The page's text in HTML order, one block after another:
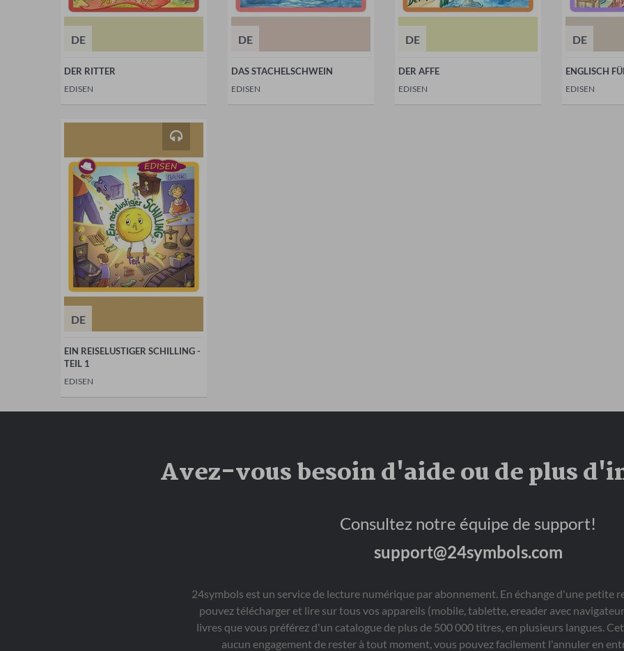
DE
DER RITTER
EDISEN
DE
DAS STACHELSCHWEIN
EDISEN
DE
DER AFFE
EDISEN
DE
ENGLISCH
EDISEN
DE
EIN REISELUSTIGER SCHILLING -
TEIL 1
EDISEN
Avez-vous besoin d'aide ou de plus
Consultez notre équipe de support!
support@24symbols.com
24symbols est un service de lecture numérique par abonnement. En échange d'une petite
pouvez télécharger et lire sur tous vos appareils (mobile, tablette, ereader avec
livres que vous préférez d'un catalogue de plus de 500 000 titres, en plusieurs langues.
aucun engagement de rester à tout moment, vous pouvez facilement l'annuler en